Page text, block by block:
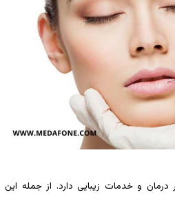
درمان و خدمات زیبایی دارد. از جمله این